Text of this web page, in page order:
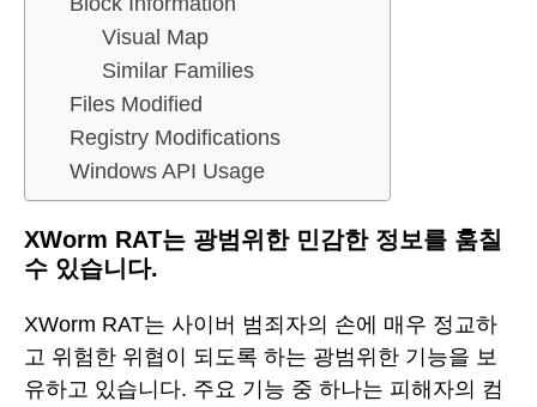
Visual Map
Similar Families
Files Modified
Registry Modifications
Windows API Usage
XWorm RAT는 광범위한 민감한 정보를 훔칠
수 있습니다.
XWorm RAT는 사이버 범죄자의 손에 매우 정교하
고 위험한 위협이 되도록 하는 광범위한 기능을 보
유하고 있습니다. 주요 기능 중 하나는 피해자의 컴